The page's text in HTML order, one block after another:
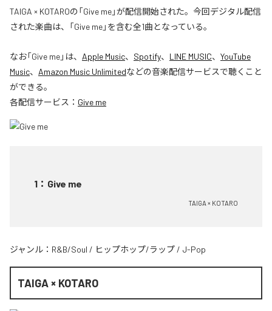
TAIGA × KOTAROの「Give me」が配信開始された。今回デジタル配信
された楽曲は、「Give me」を含む全1曲となっている。
なお「Give me」は、 Apple Music、 Spotify、 LINE MUSIC、 YouTube
Music、 Amazon Music Unlimitedなどの音楽配信サービスで聴くこと
ができる。
各配信サービス： Give me
1 ： Give me
TAIGA × KOTARO
ジャンル： R&B/Soul / ヒップホップ/ラップ / J-Pop
TAIGA × KOTARO